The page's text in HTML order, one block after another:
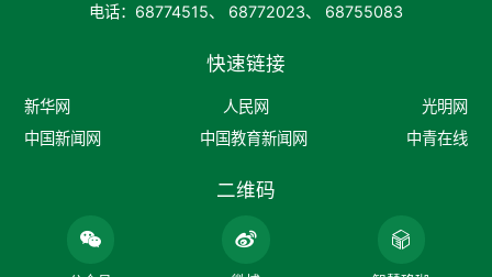
电话：68774515、 68772023、 68755083
快速链接
新华网 人民网
光明网
中国新闻网
中国教育新闻网 中青在线
二维码